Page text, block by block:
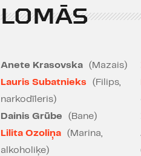
LOMĀS
Anete Krasovska
(Mazais)
Lauris Subatnieks
(Filips,
narkodīleris)
Dainis Grūbe
(Bane)
Lilita Ozoliņa
(Marina,
alkoholiķe)